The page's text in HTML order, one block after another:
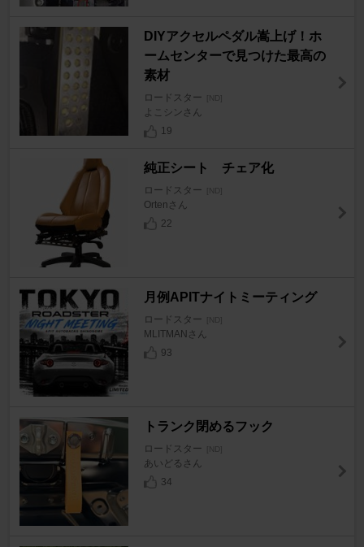
​DIYアクセルペダル嵩上げ！ホ
ームセンターで見つけた最高の
素材
ロードスター [ND]
よこシンさん
19
純正シート チェア化
ロードスター [ND]
Ortenさん
22
月例APITナイトミーティング
ロードスター [ND]
MLITMANさん
93
トランク閉めるフック
ロードスター [ND]
あいどるさん
34